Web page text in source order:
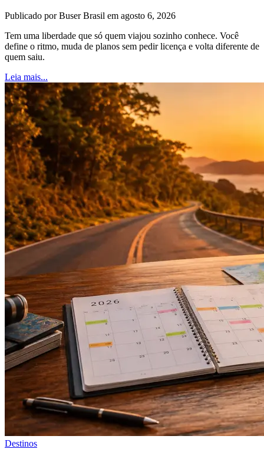
Publicado por Buser Brasil em agosto 6, 2026
Tem uma liberdade que só quem viajou sozinho conhece. Você
define o ritmo, muda de planos sem pedir licença e volta diferente de
quem saiu.
Leia mais...
Destinos